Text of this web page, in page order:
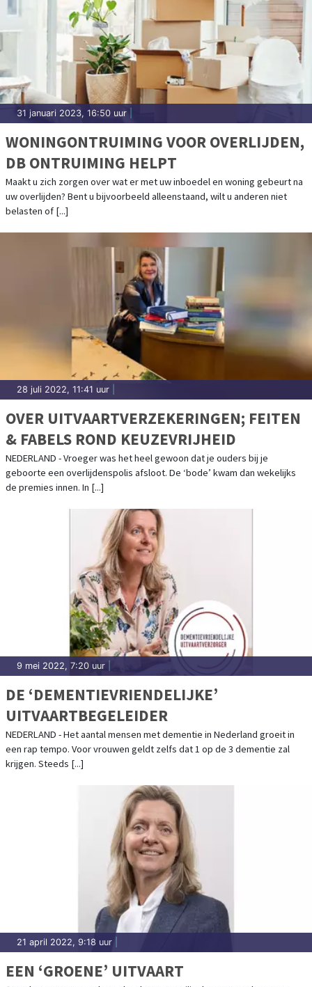
31 januari 2023, 16:50 uur
WONINGONTRUIMING VOOR OVERLIJDEN,
DB ONTRUIMING HELPT
Maakt u zich zorgen over wat er met uw inboedel en woning gebeurt na
uw overlijden? Bent u bijvoorbeeld alleenstaand, wilt u anderen niet
belasten of [...]
28 juli 2022, 11:41 uur
OVER UITVAARTVERZEKERINGEN; FEITEN
& FABELS ROND KEUZEVRIJHEID
NEDERLAND - Vroeger was het heel gewoon dat je ouders bij je
geboorte een overlijdenspolis afsloot. De ‘bode’ kwam dan wekelijks
de premies innen. In [...]
9 mei 2022, 7:20 uur
DE ‘DEMENTIEVRIENDELIJKE’
UITVAARTBEGELEIDER
NEDERLAND - Het aantal mensen met dementie in Nederland groeit in
een rap tempo. Voor vrouwen geldt zelfs dat 1 op de 3 dementie zal
krijgen. Steeds [...]
21 april 2022, 9:18 uur
EEN ‘GROENE’ UITVAART